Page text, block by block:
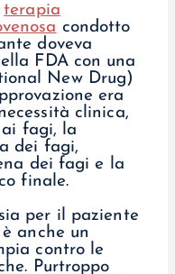
terapia
condotto
doveva
FDA con una
New Drug)
era
clinica,
fagi, la
dei fagi,
dei fagi e la
finale.
per il paziente
anche un
contro le
Purtroppo